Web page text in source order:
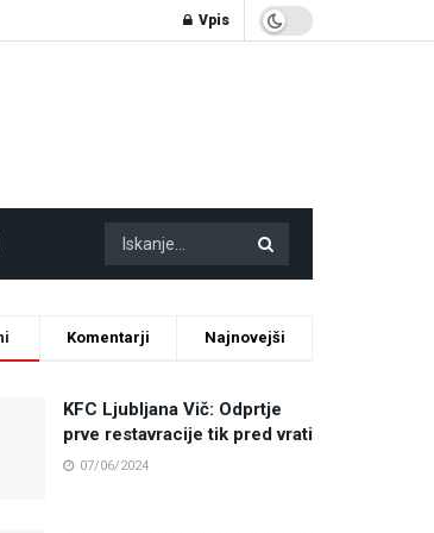
Vpis
Komentarji Najnovejši
KFC Ljubljana Vič: Odprtje
prve restavracije tik pred vrati
07/06/2024